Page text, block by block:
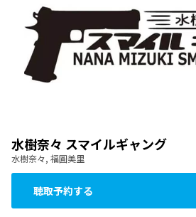
水樹奈々 スマイルギャング
水樹奈々, 福圓美里
聴取予約する